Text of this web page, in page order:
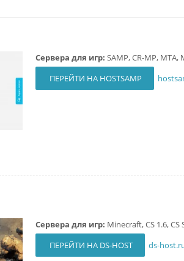
Сервера для игр: SAMP, CR-MP, MTA,
ПЕРЕЙТИ НА HOSTSAMP
Сервера для игр: Minecraft, CS 1.6, CS
ПЕРЕЙТИ НА DS-HOST
ds-